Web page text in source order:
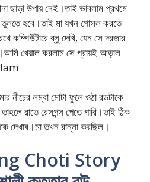
ছাড়া উপায় নেই।তাই ভাবলাম প্রথমে
তুলতে হবে।তাই মা যখন গোসল করতে
কম্পিউটারে ব্লু দেখি, যেন সে দরজার
খেয়াল করলাম সে প্রায়ই আড়াল
নীচের লম্বা মোটা ফুলে ওঠা রডটাকে
রাতে রেসপন্স পেতে পারি।তাই ঠিক
দেখাব।মা তখন রান্না করছিল।
Choti Story